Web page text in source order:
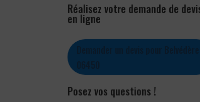
Réalisez votre demande de
en ligne
Posez vos questions !